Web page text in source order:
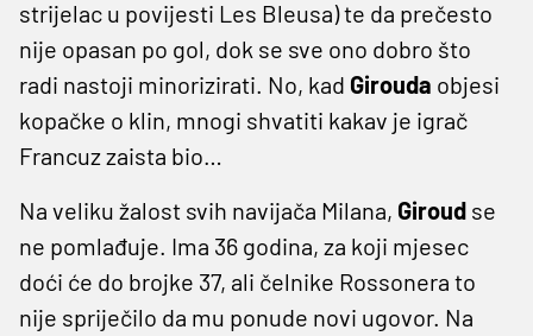
strijelac u povijesti Les Bleusa) te da prečesto
nije opasan po gol, dok se sve ono dobro što
radi nastoji minorizirati. No, kad Girouda objesi
kopačke o klin, mnogi shvatiti kakav je igrač
Francuz zaista bio…
Na veliku žalost svih navijača Milana, Giroud se
ne pomlađuje. Ima 36 godina, za koji mjesec
doći će do brojke 37, ali čelnike Rossonera to
nije spriječilo da mu ponude novi ugovor. Na